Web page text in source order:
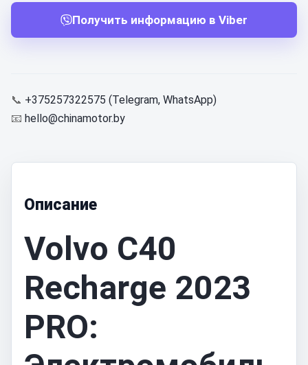
Получить информацию в Viber
📞 +375257322575 (Telegram, WhatsApp)
📧 hello@chinamotor.by
Описание
Volvo C40
Recharge 2023
PRO: